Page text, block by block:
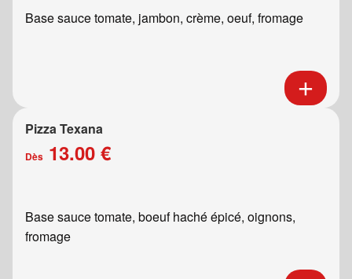
Base sauce tomate, jambon, crème, oeuf, fromage
Pizza Texana
Dès 13.00 €
Base sauce tomate, boeuf haché épicé, oignons,
fromage